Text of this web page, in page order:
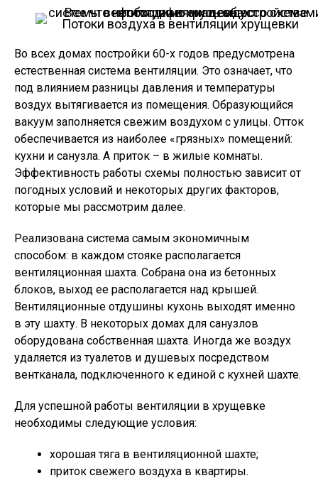
Потоки воздуха в вентиляции хрущевки
Во всех домах постройки 60-х годов предусмотрена
естественная система вентиляции. Это означает, что
под влиянием разницы давления и температуры
воздух вытягивается из помещения. Образующийся
вакуум заполняется свежим воздухом с улицы. Отток
обеспечивается из наиболее «грязных» помещений:
кухни и санузла. А приток – в жилые комнаты.
Эффективность работы схемы полностью зависит от
погодных условий и некоторых других факторов,
которые мы рассмотрим далее.
Реализована система самым экономичным
способом: в каждом стояке располагается
вентиляционная шахта. Собрана она из бетонных
блоков, выход ее располагается над крышей.
Вентиляционные отдушины кухонь выходят именно
в эту шахту. В некоторых домах для санузлов
оборудована собственная шахта. Иногда же воздух
удаляется из туалетов и душевых посредством
вентканала, подключенного к единой с кухней шахте.
Для успешной работы вентиляции в хрущевке
необходимы следующие условия:
хорошая тяга в вентиляционной шахте;
приток свежего воздуха в квартиры.